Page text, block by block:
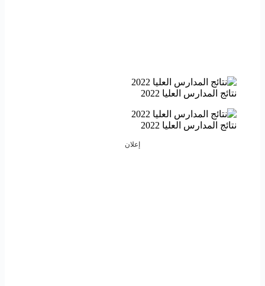
نتائج المدارس العليا 2022
نتائج المدارس العليا 2022
إعلان